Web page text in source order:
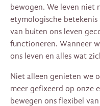
bewogen. We leven niet
etymologische betekenis
van buiten ons leven
functioneren. Wanneer
ons leven en alles wat
Niet alleen genieten we
meer gefixeerd op onze
bewegen ons flexibel